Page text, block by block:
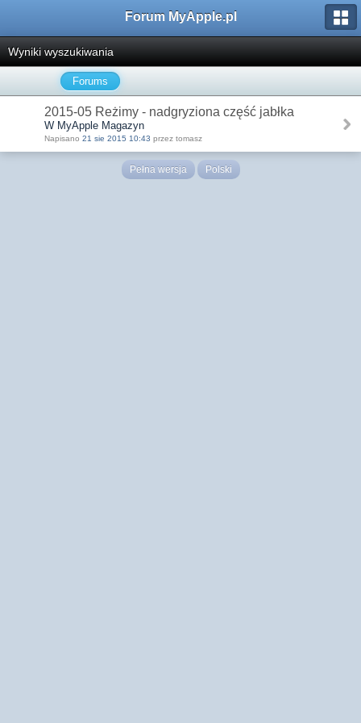
Forum MyApple.pl
Wyniki wyszukiwania
Forums
2015-05 Reżimy - nadgryziona część jabłka
W MyApple Magazyn
Napisano 21 sie 2015 10:43 przez tomasz
Pełna wersja Polski